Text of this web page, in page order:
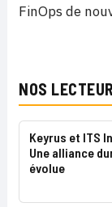
FinOps de
NOS
Keyrus et ITS
Une alliance
évolue